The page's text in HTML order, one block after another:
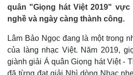
Đảng
Tổ chức nhân sự
Nhận diện sự thật
Tin
Dự
Dấu
Việc
quân "Giọng hát Việt 2019"
nghề và ngày càng thành công.
Lâm Bảo Ngọc đang là một trong
của làng nhạc Việt. Năm 2019,
giành giải Á quân Giọng hát Việt -
đã từng đạt giải Nhì dòng Nhạc